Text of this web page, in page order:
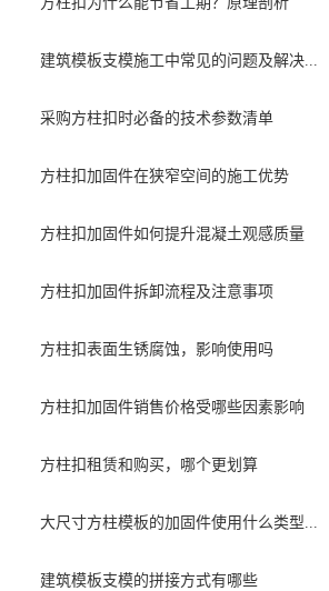
建筑模板支模施工中常见的问题及解决...
采购方柱扣时必备的技术参数清单
方柱扣加固件在狭窄空间的施工优势
方柱扣加固件如何提升混凝土观感质量
方柱扣加固件拆卸流程及注意事项
方柱扣表面生锈腐蚀，影响使用吗
方柱扣加固件销售价格受哪些因素影响
方柱扣租赁和购买，哪个更划算
大尺寸方柱模板的加固件使用什么类型...
建筑模板支模的拼接方式有哪些